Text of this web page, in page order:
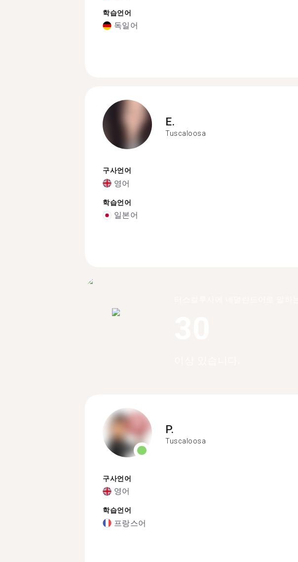
학습언어
독일어
E.
Tuscaloosa
구사언어
영어
학습언어
일본어
P.
Tuscaloosa
구사언어
영어
학습언어
프랑스어